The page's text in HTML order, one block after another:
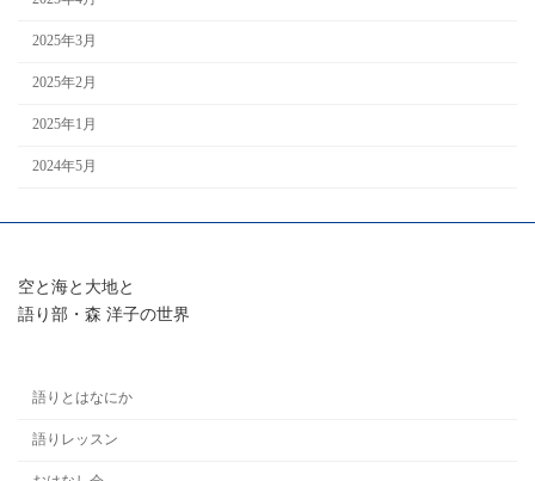
2025年3月
2025年2月
2025年1月
2024年5月
空と海と大地と
語り部・森 洋子の世界
語りとはなにか
語りレッスン